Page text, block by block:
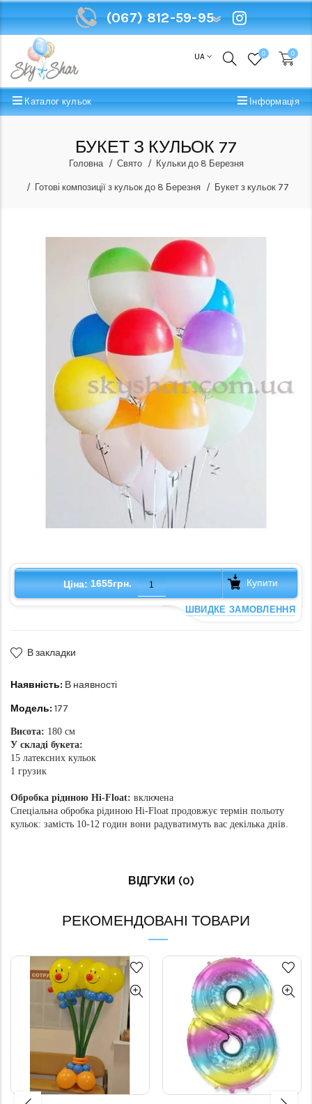
(067) 812-59-95
UA 0 0
Каталог кульок Інформація
БУКЕТ З КУЛЬОК 77
Головна Свято Кульки до 8 Березня
Готові композиції з кульок до 8 Березня Букет з кульок 77
Ціна: 1655грн. Купити
ШВИДКЕ ЗАМОВЛЕННЯ
В закладки
Наявність: В наявності
Модель: 177
Висота: 180 см
У складі букета:
15 латексних кульок
1 грузик
Обробка рідиною Hi-Float: включена
Спеціальна обробка рідиною Hi-Float продовжує термін польоту
кульок: замість 10-12 годин вони радуватимуть вас декілька днів.
ВІДГУКИ (0)
РЕКОМЕНДОВАНІ ТОВАРИ